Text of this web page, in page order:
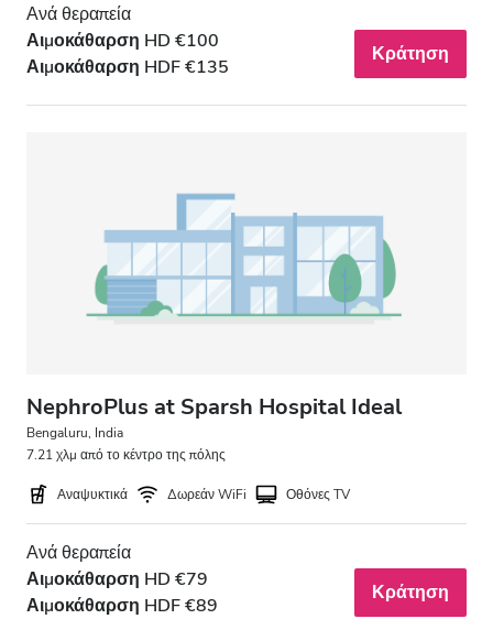
Ανά θεραπεία
Αιμοκάθαρση HD €100
Αιμοκάθαρση HDF €135
Κράτηση
NephroPlus at Sparsh Hospital Ideal
Bengaluru, India
7.21 χλμ από το κέντρο της πόλης
Αναψυκτικά Δωρεάν WiFi Οθόνες TV
Ανά θεραπεία
Αιμοκάθαρση HD €79
Αιμοκάθαρση HDF €89
Κράτηση